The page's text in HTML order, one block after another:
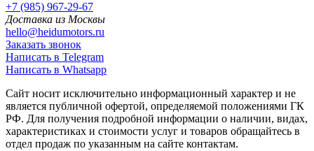
+7 (985) 967-29-67
Доставка из Москвы
hello@heidumotors.ru
Заказать звонок
Написать в Telegram
Написать в Whatsapp
Сайт носит исключительно информационный характер и не
является публичной офертой, определяемой положениями ГК
РФ. Для получения подробной информации о наличии, видах,
характеристиках и стоимости услуг и товаров обращайтесь в
отдел продаж по указанным на сайте контактам.